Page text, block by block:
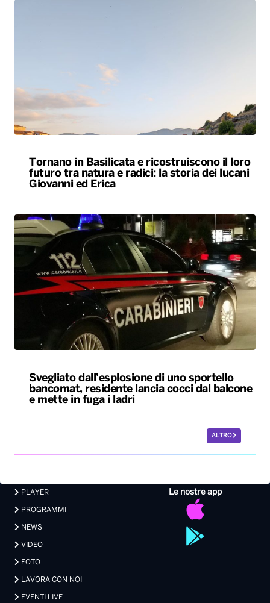
Tornano in Basilicata e ricostruiscono il loro
futuro tra natura e radici: la storia dei lucani
Giovanni ed Erica
Svegliato dall’esplosione di uno sportello
bancomat, residente lancia cocci dal balcone
e mette in fuga i ladri
ALTRO
Le nostre app
PLAYER
PROGRAMMI
NEWS
VIDEO
FOTO
LAVORA CON NOI
EVENTI LIVE